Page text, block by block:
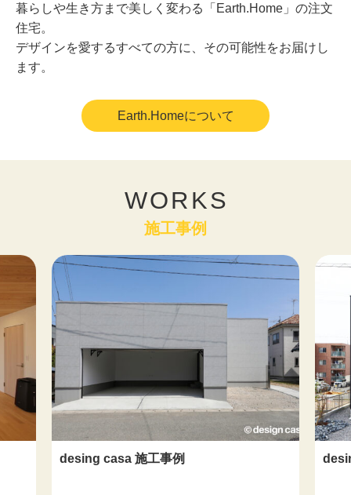
暮らしや生き方まで美しく変わる「Earth.Home」の注文
住宅。
デザインを愛するすべての方に、その可能性をお届けし
ます。
Earth.Homeについて
WORKS
施工事例
desing casa 施工事例